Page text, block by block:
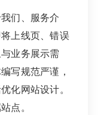
们、服务介
上线页、错误
业务展示需
写规范严谨，
化网站设计。
点。